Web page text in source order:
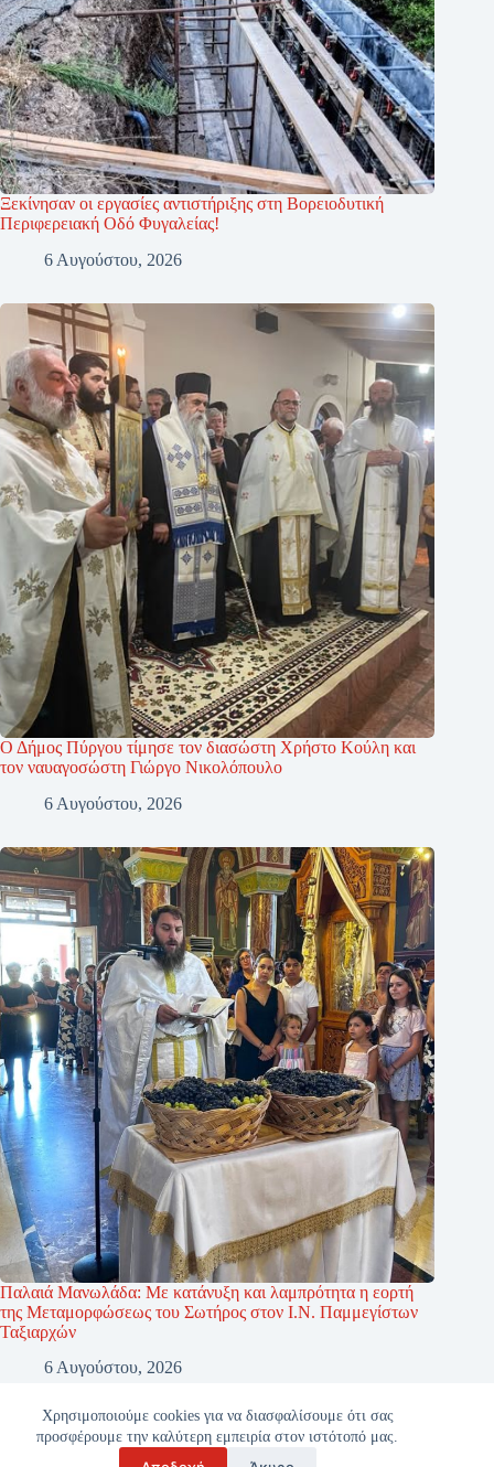
Χρησιμοποιούμε cookies για να διασφαλίσουμε ότι σας
προσφέρουμε την καλύτερη εμπειρία στον ιστότοπό μας.
Ξεκίνησαν οι εργασίες αντιστήριξης στη Βορειοδυτική
Περιφερειακή Οδό Φυγαλείας!
6 Αυγούστου, 2026
Ο Δήμος Πύργου τίμησε τον διασώστη Χρήστο Κούλη και
τον ναυαγοσώστη Γιώργο Νικολόπουλο
6 Αυγούστου, 2026
Παλαιά Μανωλάδα: Με κατάνυξη και λαμπρότητα η εορτή
της Μεταμορφώσεως του Σωτήρος στον Ι.Ν. Παμμεγίστων
Ταξιαρχών
6 Αυγούστου, 2026